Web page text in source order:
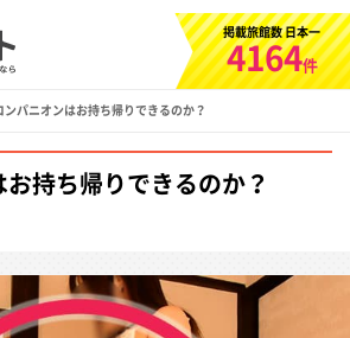
掲載旅館数 日本一
4164件
ンパニオンはお持ち帰りできるのか？
持ち帰りできるのか？